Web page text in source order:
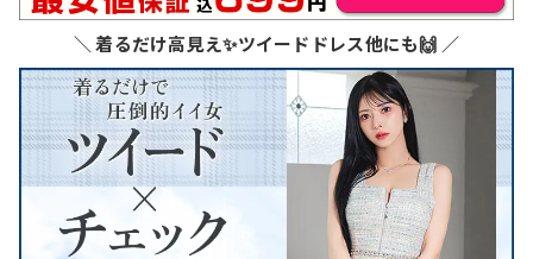
＼ 着るだけ高見え✨ツイードドレス他にも🙌 ／